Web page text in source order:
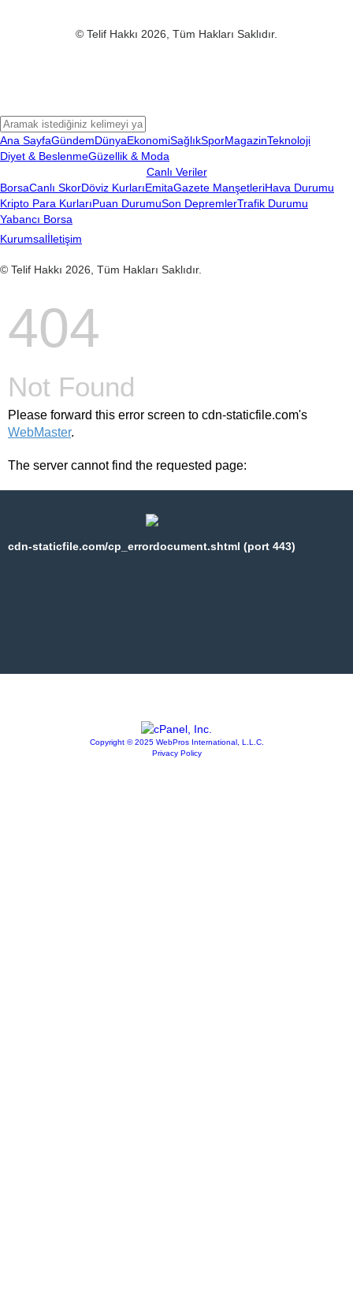
© Telif Hakkı 2026, Tüm Hakları Saklıdır.
Ana SayfaGündemDünyaEkonomiSağlıkSporMagazinTeknoloji
Diyet & BeslenmeGüzellik & Moda
Canlı Veriler
BorsaCanlı SkorDöviz KurlarıEmitaGazete ManşetleriHava Durumu
Kripto Para KurlarıPuan DurumuSon DepremlerTrafik Durumu
Yabancı Borsa
Kurumsalİletişim
© Telif Hakkı 2026, Tüm Hakları Saklıdır.
404
Not Found
Please forward this error screen to cdn-staticfile.com's
WebMaster.
The server cannot find the requested page:
cdn-staticfile.com/cp_errordocument.shtml (port 443)
Copyright © 2025 WebPros International, L.L.C.
Privacy Policy